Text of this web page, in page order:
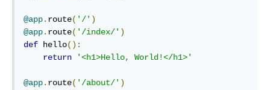
@app. route( '/' )
@app. route( '/index/' )
def hello():
return
'<h1>Hello, World!</h1>'
@app. route( '/about/' )